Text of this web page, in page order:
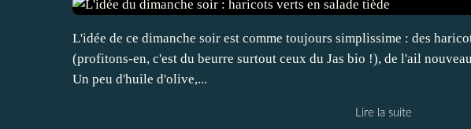
L'idée de ce dimanche soir est comme toujours simplissime : des
(profitons-en, c'est du beurre surtout ceux du Jas bio !), de l'ail
Un peu d'huile d'olive,...
Lire la suite